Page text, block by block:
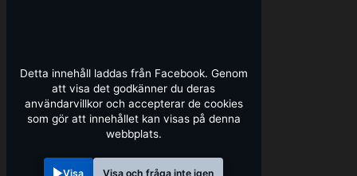
Detta innehåll laddas från Facebook. Genom
att visa det godkänner du deras
användarvillkor och accepterar de cookies
som gör att innehållet kan visas på denna
webbplats.
Visa Visa och fråga inte igen